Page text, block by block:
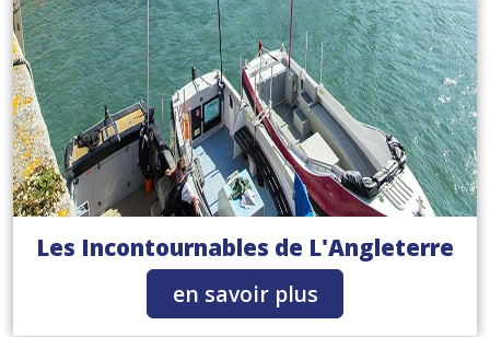
Les Incontournables de L'Angleterre
en savoir plus